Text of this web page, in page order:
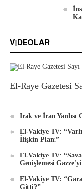
VIDEOLAR
El-Raye Gazetesi
Irak ve İran Yanlısı
El-Vakiye TV:
İlişkin Planı”
El-Vakiye TV:
Genişlemesi
El-Vakiye TV:
Gitti?”